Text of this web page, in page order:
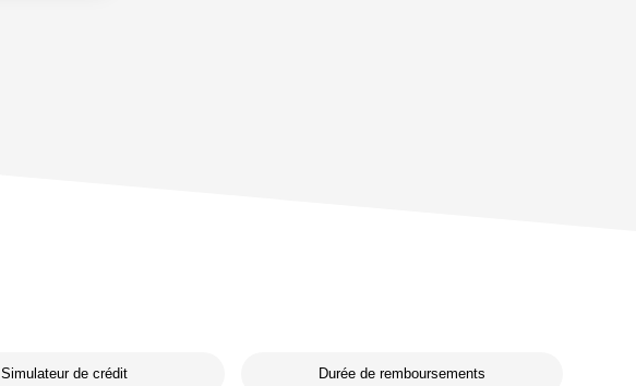
Simulateur de crédit Durée de remboursements